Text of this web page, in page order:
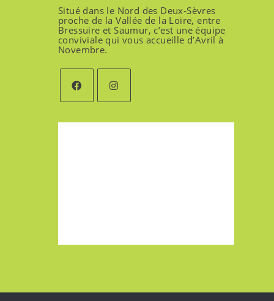
Situé dans le Nord des Deux-Sèvres
proche de la Vallée de la Loire, entre
Bressuire et Saumur, c’est une équipe
conviviale qui vous accueille d’Avril à
Novembre.